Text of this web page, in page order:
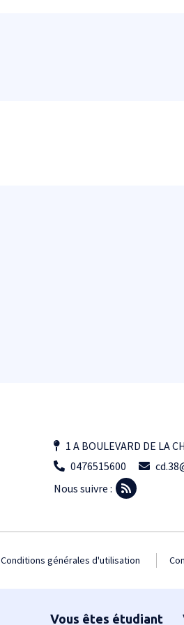
1 A BOULEVARD DE LA
0476515600
Nous suivre :
Conditions générales d'utilisation
Vous êtes étudiant